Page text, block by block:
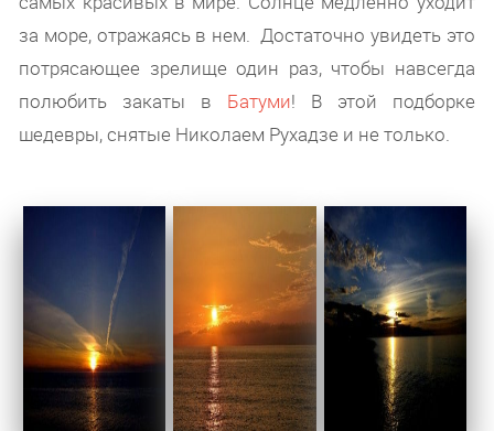
за море, отражаясь в нем. Достаточно увидеть это
потрясающее зрелище один раз, чтобы навсегда
полюбить закаты в Батуми! В этой подборке
шедевры, снятые Николаем Рухадзе и не только.